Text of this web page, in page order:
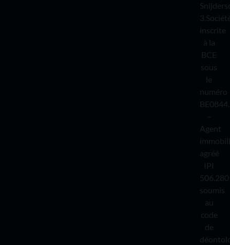
inscrite
à la
BCE
sous
le
numéro
–
Agent
agréé
IPI
506.280
soumis
au
code
de